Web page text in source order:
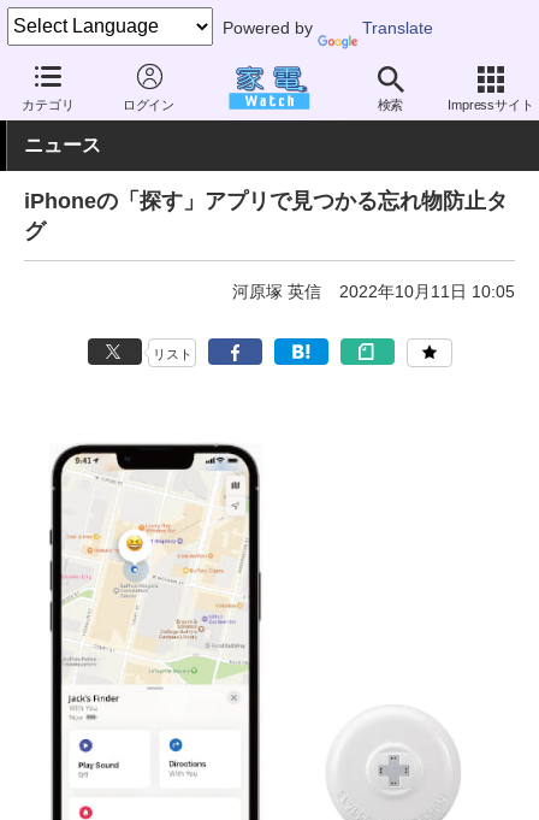
Powered by Translate
カテゴリ ログイン 検索 Impressサイト
家電 Watch エネルギー IoT その他
ニュース
iPhoneの「探す」アプリで見つかる忘れ物防止タ
グ
河原塚 英信 2022年10月11日 10:05
リスト